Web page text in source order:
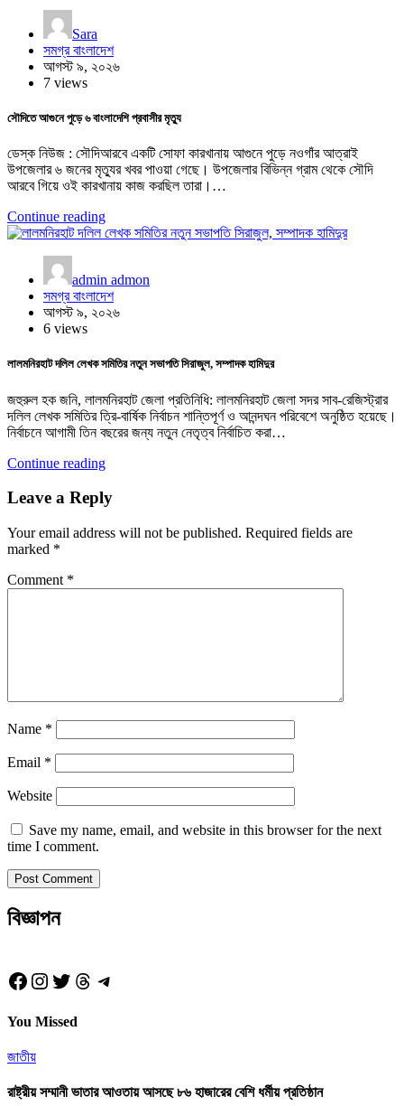
Sara
সমগ্র বাংলাদেশ
আগস্ট ৯, ২০২৬
7 views
সৌদিতে আগুনে পুড়ে ৬ বাংলাদেশি প্রবাসীর মৃত্যু
ডেস্ক নিউজ : সৌদিআরবে একটি সোফা কারখানায় আগুনে পুড়ে নওগাঁর আত্রাই
উপজেলার ৬ জনের মৃত্যুর খবর পাওয়া গেছে। উপজেলার বিভিন্ন গ্রাম থেকে সৌদি
আরবে গিয়ে ওই কারখানায় কাজ করছিল তারা।…
Continue reading
admin admon
সমগ্র বাংলাদেশ
আগস্ট ৯, ২০২৬
6 views
লালমনিরহাট দলিল লেখক সমিতির নতুন সভাপতি সিরাজুল, সম্পাদক হামিদুর
জহুরুল হক জনি, লালমনিরহাট জেলা প্রতিনিধি: লালমনিরহাট জেলা সদর সাব-রেজিস্ট্রার
দলিল লেখক সমিতির ত্রি-বার্ষিক নির্বাচন শান্তিপূর্ণ ও আনন্দঘন পরিবেশে অনুষ্ঠিত হয়েছে।
নির্বাচনে আগামী তিন বছরের জন্য নতুন নেতৃত্ব নির্বাচিত করা…
Continue reading
Leave a Reply
Your email address will not be published. Required fields are
marked *
Comment *
Name *
Email *
Website
Save my name, email, and website in this browser for the next
time I comment.
বিজ্ঞাপন
Facebook
Instagram
Twitter
Threads
Telegram
You Missed
জাতীয়
রাষ্ট্রীয় সম্মানী ভাতার আওতায় আসছে ৮৬ হাজারের বেশি ধর্মীয় প্রতিষ্ঠান